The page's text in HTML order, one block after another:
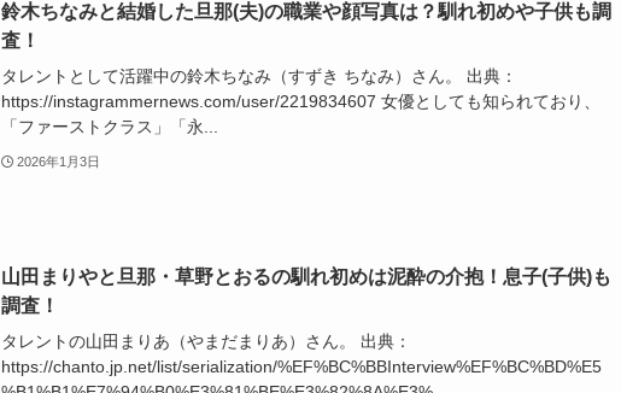
鈴木ちなみと結婚した旦那(夫)の職業や顔写真は？馴れ初めや子供も調
査！
タレントとして活躍中の鈴木ちなみ（すずき ちなみ）さん。 出典：
https://instagrammernews.com/user/2219834607 女優としても知られており、
「ファーストクラス」「永...
2026年1月3日
山田まりやと旦那・草野とおるの馴れ初めは泥酔の介抱！息子(子供)も
調査！
タレントの山田まりあ（やまだまりあ）さん。 出典：
https://chanto.jp.net/list/serialization/%EF%BC%BBInterview%EF%BC%BD%E5